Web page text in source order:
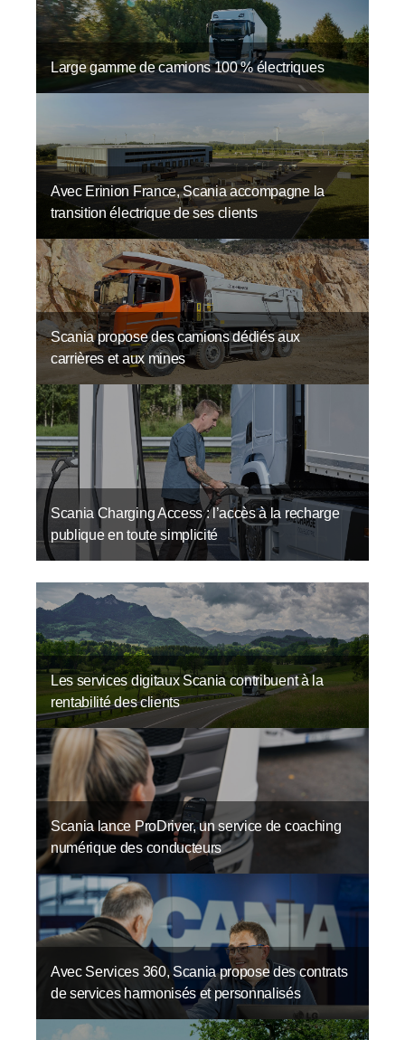
Large gamme de camions 100 % électriques
Avec Erinion France, Scania accompagne la
transition électrique de ses clients
Scania propose des camions dédiés aux
carrières et aux mines
Scania Charging Access : l’accès à la recharge
publique en toute simplicité
Les services digitaux Scania contribuent à la
rentabilité des clients
Scania lance ProDriver, un service de coaching
numérique des conducteurs
Avec Services 360, Scania propose des contrats
de services harmonisés et personnalisés